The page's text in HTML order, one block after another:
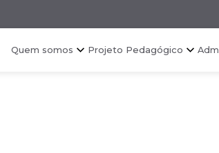
Quem somos Projeto Pedagógico